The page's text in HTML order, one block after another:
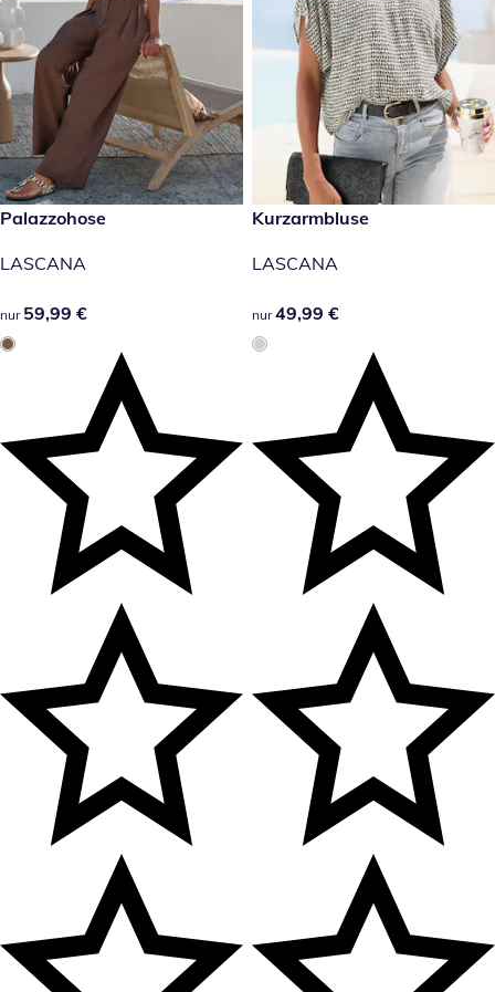
59,99 €
Palazzohose
LASCANA
59,99 €
nur 59,99 €
49,99 €
Kurzarmbluse
LASCANA
49,99 €
nur 49,99 €